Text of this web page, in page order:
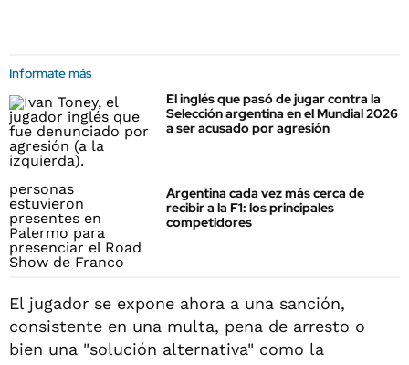
Informate más
El inglés que pasó de jugar contra la
Selección argentina en el Mundial 2026
a ser acusado por agresión
Argentina cada vez más cerca de
recibir a la F1: los principales
competidores
El jugador se expone ahora a una sanción,
consistente en una multa, pena de arresto o
bien una "solución alternativa" como la